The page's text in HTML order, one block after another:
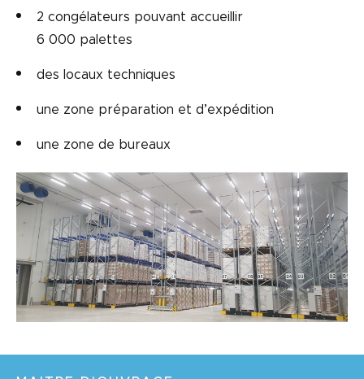
2 congélateurs pouvant accueillir
6 000 palettes
des locaux techniques
une zone préparation et d’expédition
une zone de bureaux